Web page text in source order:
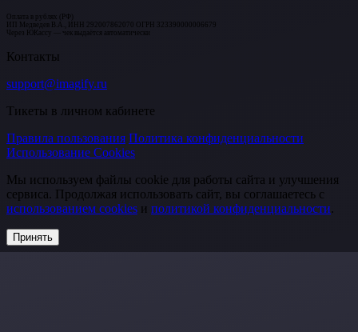
Оплата в рублях (РФ)
ИП Медведев В.А., ИНН 292007862070 ОГРН 323390000006679
Через ЮКассу — чек выдаётся автоматически
Контакты
support@imagify.ru
Тикеты в личном кабинете
Правила пользования Политика конфиденциальности
Использование Cookies
Мы используем файлы cookie для работы сайта и улучшения
сервиса. Продолжая использовать сайт, вы соглашаетесь с
использованием cookies и политикой конфиденциальности.
Принять